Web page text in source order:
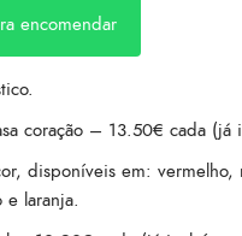
encomendar
coração – 13.50€ cada (já
disponíveis em: vermelho,
e laranja.